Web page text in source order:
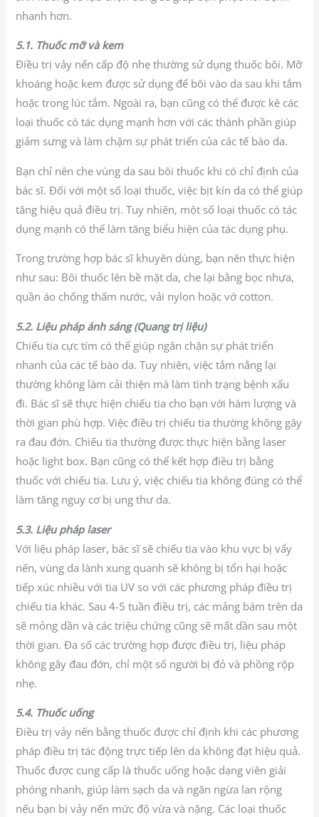
nhanh hơn.
5.1. Thuốc mỡ và kem
Điều trị vảy nến cấp độ nhẹ thường sử dụng thuốc bôi. Mỡ
khoáng hoặc kem được sử dụng để bôi vào da sau khi tắm
hoặc trong lúc tắm. Ngoài ra, bạn cũng có thể được kê các
loại thuốc có tác dụng mạnh hơn với các thành phần giúp
giảm sưng và làm chậm sự phát triển của các tế bào da.
Bạn chỉ nên che vùng da sau bôi thuốc khi có chỉ định của
bác sĩ. Đối với một số loại thuốc, việc bịt kín da có thể giúp
tăng hiệu quả điều trị. Tuy nhiên, một số loại thuốc có tác
dụng mạnh có thể làm tăng biểu hiện của tác dụng phụ.
Trong trường hợp bác sĩ khuyên dùng, bạn nên thực hiện
như sau: Bôi thuốc lên bề mặt da, che lại bằng bọc nhựa,
quần áo chống thấm nước, vải nylon hoặc vớ cotton.
5.2. Liệu pháp ánh sáng (Quang trị liệu)
Chiếu tia cực tím có thể giúp ngăn chặn sự phát triển
nhanh của các tế bào da. Tuy nhiên, việc tắm nắng lại
thường không làm cải thiện mà làm tình trạng bệnh xấu
đi. Bác sĩ sẽ thực hiện chiếu tia cho bạn với hàm lượng và
thời gian phù hợp. Việc điều trị chiếu tia thường không gây
ra đau đớn. Chiếu tia thường được thực hiện bằng laser
hoặc light box. Bạn cũng có thể kết hợp điều trị bằng
thuốc với chiếu tia. Lưu ý, việc chiếu tia không đúng có thể
làm tăng nguy cơ bị ung thư da.
5.3. Liệu pháp laser
Với liệu pháp laser, bác sĩ sẽ chiếu tia vào khu vực bị vẩy
nến, vùng da lành xung quanh sẽ không bị tổn hại hoặc
tiếp xúc nhiều với tia UV so với các phương pháp điều trị
chiếu tia khác. Sau 4-5 tuần điều trị, các mảng bám trên da
sẽ mỏng dần và các triệu chứng cũng sẽ mất dần sau một
thời gian. Đa số các trường hợp được điều trị, liệu pháp
không gây đau đớn, chỉ một số người bị đỏ và phồng rộp
nhẹ.
5.4. Thuốc uống
Điều trị vảy nến bằng thuốc được chỉ định khi các phương
pháp điều trị tác động trực tiếp lên da không đạt hiệu quả.
Thuốc được cung cấp là thuốc uống hoặc dạng viên giải
phóng nhanh, giúp làm sạch da và ngăn ngừa lan rộng
nếu bạn bị vảy nến mức độ vừa và nặng. Các loại thuốc